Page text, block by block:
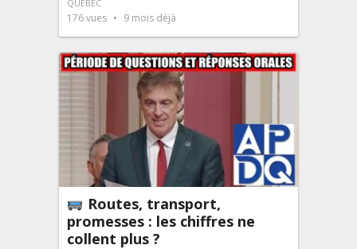
QUÉBEC
176vues 9 mois déjà
Routes, transport,
promesses : les chiffres ne
collent plus ?